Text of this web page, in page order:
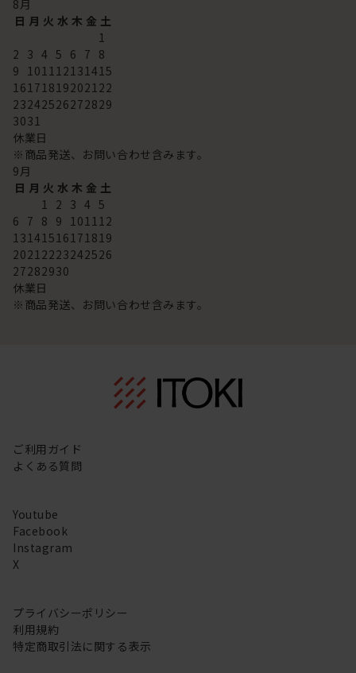
8月
日 月 火 水 木 金 土
1
2 3 4 5 6 7 8
9 101112131415
16171819202122
23242526272829
3031
休業日
※商品発送、お問い合わせ含みます。
9月
日 月 火 水 木 金 土
1 2 3 4 5
6 7 8 9 101112
13141516171819
20212223242526
27282930
休業日
※商品発送、お問い合わせ含みます。
ご利用ガイド
よくある質問
Youtube
Facebook
Instagram
X
プライバシーポリシー
利用規約
特定商取引法に関する表示